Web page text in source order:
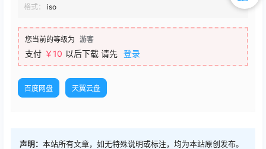
格式：
iso
您当前的等级为 游客
支付 ￥ 10 以后下载 请先 登录
百度网盘 天翼云盘
声明： 本站所有文章，如无特殊说明或标注，均为本站原创发布。